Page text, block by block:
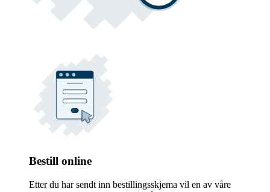
Bestill online
Etter du har sendt inn bestillingsskjema vil en av våre